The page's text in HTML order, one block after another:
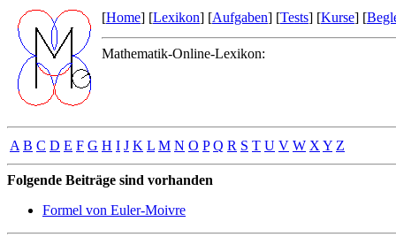
[Home] [Lexikon] [Aufgaben] [Tests] [Kurse] [
Mathematik-Online-Lexikon:
A B C D E F G H I J K L M N O P Q R S T U V W X Y Z
Folgende Beiträge sind vorhanden
Formel von Euler-Moivre